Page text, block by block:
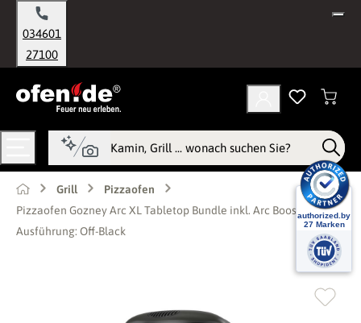
springen
034601
27100
Grill
Pizzaofen
Pizzaofen Gozney Arc XL Tabletop Bundle inkl. Arc Booster -
Ausführung: Off-Black